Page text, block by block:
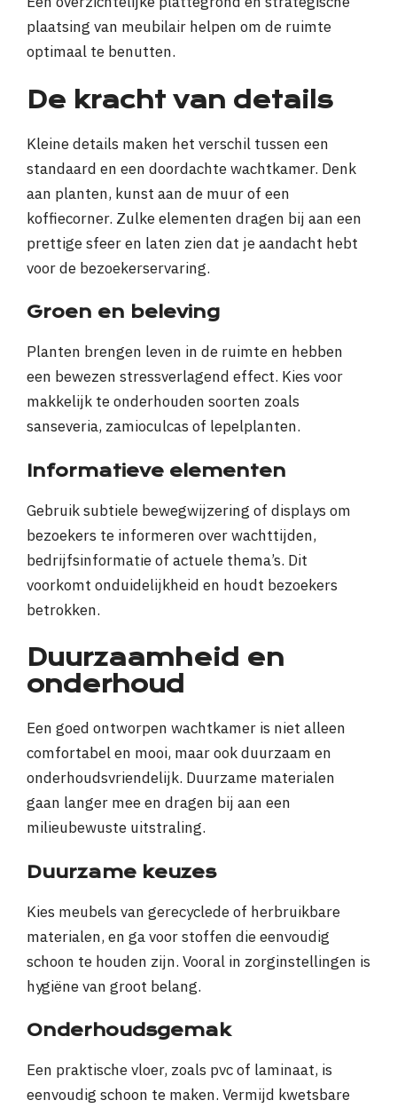
plaatsing van meubilair helpen om de ruimte
optimaal te benutten.
De kracht van details
Kleine details maken het verschil tussen een
standaard en een doordachte wachtkamer. Denk
aan planten, kunst aan de muur of een
koffiecorner. Zulke elementen dragen bij aan een
prettige sfeer en laten zien dat je aandacht hebt
voor de bezoekerservaring.
Groen en beleving
Planten brengen leven in de ruimte en hebben
een bewezen stressverlagend effect. Kies voor
makkelijk te onderhouden soorten zoals
sanseveria, zamioculcas of lepelplanten.
Informatieve elementen
Gebruik subtiele bewegwijzering of displays om
bezoekers te informeren over wachttijden,
bedrijfsinformatie of actuele thema’s. Dit
voorkomt onduidelijkheid en houdt bezoekers
betrokken.
Duurzaamheid en
onderhoud
Een goed ontworpen wachtkamer is niet alleen
comfortabel en mooi, maar ook duurzaam en
onderhoudsvriendelijk. Duurzame materialen
gaan langer mee en dragen bij aan een
milieubewuste uitstraling.
Duurzame keuzes
Kies meubels van gerecyclede of herbruikbare
materialen, en ga voor stoffen die eenvoudig
schoon te houden zijn. Vooral in zorginstellingen is
hygiëne van groot belang.
Onderhoudsgemak
Een praktische vloer, zoals pvc of laminaat, is
eenvoudig schoon te maken. Vermijd kwetsbare